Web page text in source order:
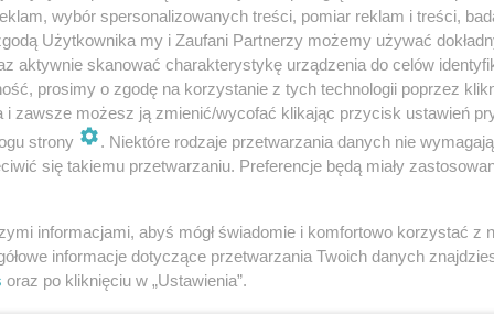
związany z alkoholowymi
będziemy mieli pewność, jakie
będą wobec osób, które nie
czujnością w ostatnich dniach
urzędników", którzy mają za zadanie
temu procederowi".
wybór spersonalizowanych treści, pomiar reklam i treści,
Użytkownika my i Zaufani Partnerzy możemy używać
aktywnie skanować charakterystykę urządzenia do celów
prosimy o zgodę na korzystanie z tych technologii poprzez
i zawsze możesz ją zmienić/wycofać klikając przycisk ustawień
strony
. Niektóre rodzaje przetwarzania danych nie
się takiemu przetwarzaniu. Preferencje będą miały
informacjami, abyś mógł świadomie i komfortowo korzystać z
informacje dotyczące przetwarzania Twoich danych
oraz po kliknięciu w „Ustawienia”.